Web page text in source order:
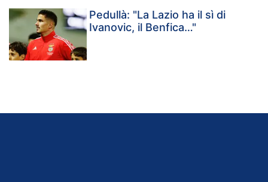
Pedullà: "La Lazio ha il sì di
Ivanovic, il Benfica…"